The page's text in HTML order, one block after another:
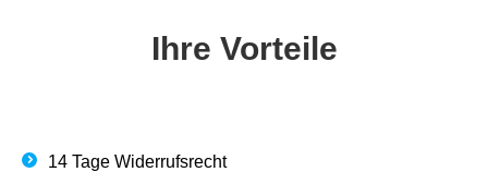
Ihre Vorteile
14 Tage Widerrufsrecht